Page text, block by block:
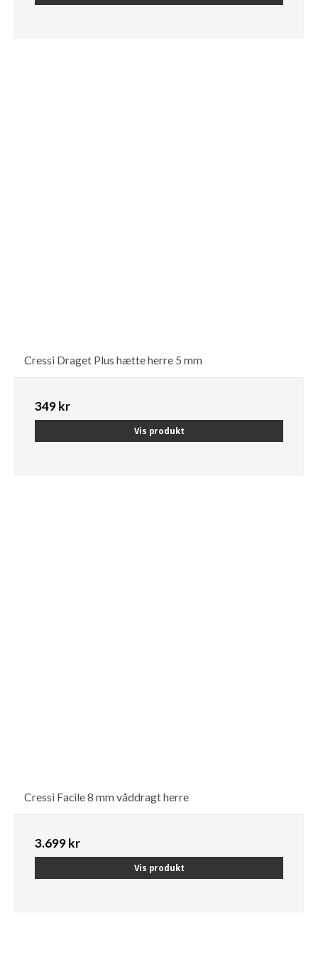
Cressi Draget Plus hætte herre 5 mm
349 kr
Vis produkt
Cressi Facile 8 mm våddragt herre
3.699 kr
Vis produkt